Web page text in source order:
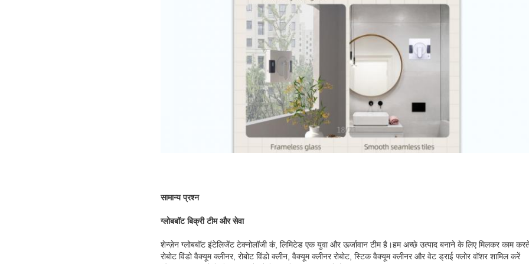
सामान्य प्रश्न
ग्लोबबॉट बिक्री टीम और सेवा
शेन्ज़ेन ग्लोबबॉट इंटेलिजेंट टेक्नोलॉजी कं, लिमिटेड एक युवा और ऊर्जावान टीम है।हम अच्छे उत्पाद बनाने के लिए मिलकर काम
रोबोट विंडो वैक्यूम क्लीनर, रोबोट विंडो क्लीन, वैक्यूम क्लीनर रोबोट, स्टिक वैक्यूम क्लीनर और वेट ड्राई फ्लोर वॉशर शामिल करें